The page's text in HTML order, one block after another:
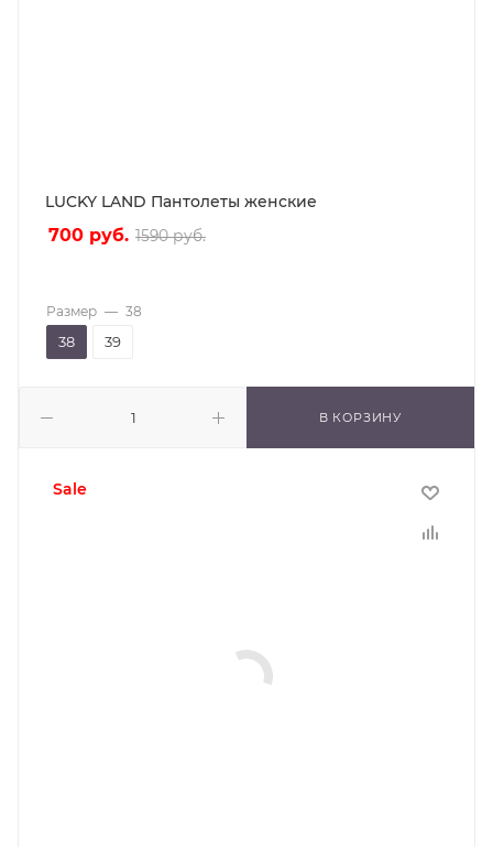
LUCKY LAND Пантолеты женские
700 руб. 1590руб.
В КОРЗИНУ
Размер — 38
38 39
sale